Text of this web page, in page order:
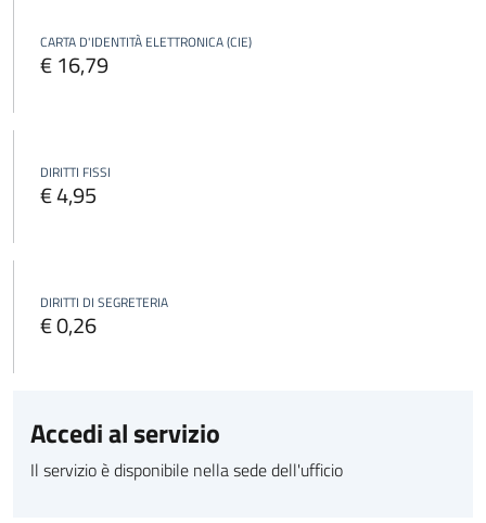
CARTA D'IDENTITÀ ELETTRONICA (CIE)
€ 16,79
DIRITTI FISSI
€ 4,95
DIRITTI DI SEGRETERIA
€ 0,26
Accedi al servizio
Il servizio è disponibile nella sede dell'ufficio